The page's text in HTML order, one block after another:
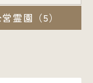
霊園（5）